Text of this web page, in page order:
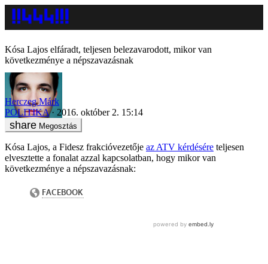
Kósa Lajos elfáradt, teljesen belezavarodott, mikor van
következménye a népszavazásnak
Herczeg Márk
POLITIKA
2016. október 2. 15:14
Megosztás
Kósa Lajos, a Fidesz frakcióvezetője az ATV kérdésére teljesen
elvesztette a fonalat azzal kapcsolatban, hogy mikor van
következménye a népszavazásnak: